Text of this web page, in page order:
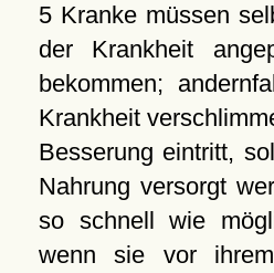
5 Kranke müssen
der Krankheit
bekommen;
Krankheit
Besserung eintritt,
Nahrung versorgt
so schnell wie
wenn sie vor